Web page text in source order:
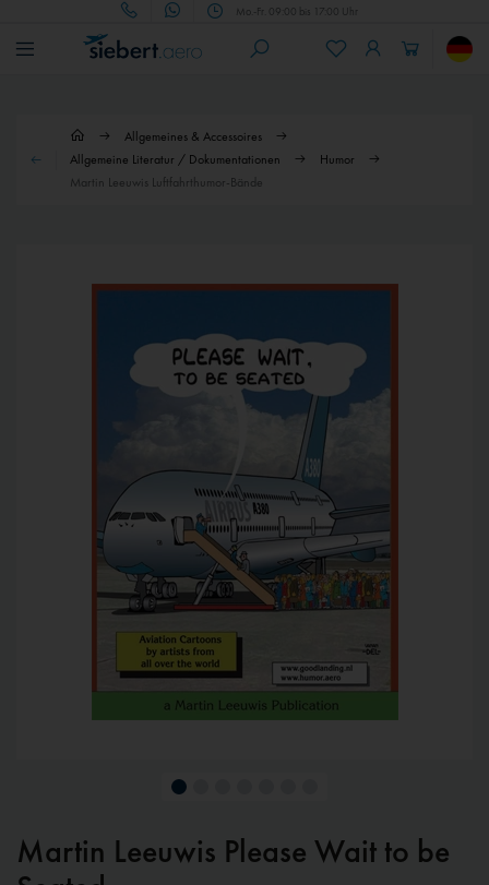
Mo.-Fr. 09:00 bis 17:00 Uhr
Allgemeines & Accessoires
Allgemeine Literatur / Dokumentationen
Humor
Martin Leeuwis Luftfahrthumor-Bände
Martin Leeuwis Please Wait to be